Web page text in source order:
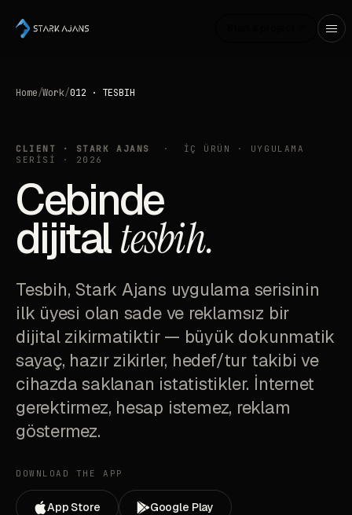
Home/Work/012 · TESBIH
CLIENT · STARK AJANS
· İÇ ÜRÜN · UYGULAMA
SERİSİ · 2026
Cebinde
dijitaltesbih.
Tesbih, Stark Ajans uygulama serisinin
ilk üyesi olan sade ve reklamsız bir
dijital zikirmatiktir — büyük dokunmatik
sayaç, hazır zikirler, hedef/tur takibi ve
cihazda saklanan istatistikler. İnternet
gerektirmez, hesap istemez, reklam
göstermez.
DOWNLOAD THE APP
App Store Google Play